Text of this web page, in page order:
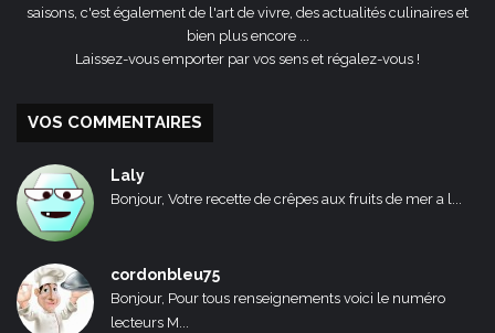
saisons, c'est également de l'art de vivre, des actualités culinaires et
bien plus encore ...
Laissez-vous emporter par vos sens et régalez-vous !
VOS COMMENTAIRES
Laly
Bonjour, Votre recette de crêpes aux fruits de mer a l...
cordonbleu75
Bonjour, Pour tous renseignements voici le numéro
lecteurs M...